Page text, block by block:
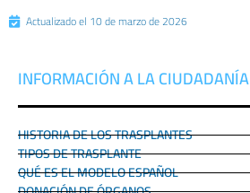
Actualizado el 10 de marzo de 2026
INFORMACIÓN A LA CIUDADANÍA
HISTORIA DE LOS TRASPLANTES
TIPOS DE TRASPLANTE
QUÉ ES EL MODELO ESPAÑOL